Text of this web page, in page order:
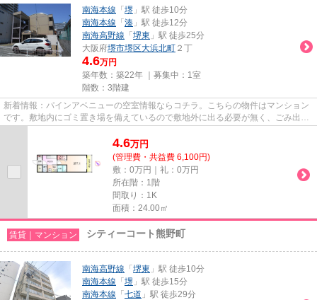
南海本線 「 堺 」駅 徒歩10分
南海本線 「 湊 」駅 徒歩12分
南海高野線 「 堺東 」駅 徒歩25分
大阪府堺市堺区大浜北町 ２丁
4.6万円
築年数：築22年 ｜募集中： 1室
階数：3階建
新着情報：パインアベニューの空室情報ならコチラ。こちらの物件はマンション
です。敷地内にゴミ置き場を備えているので敷地外に出る必要が無く、ごみ出し
4.6万円
(管理費・共益費 6,100円)
敷：0万円｜礼：0万円
所在階：1階
間取り：1K
面積：24.00㎡
賃貸｜マンション シティーコート熊野町
南海高野線 「 堺東 」駅 徒歩10分
南海本線 「 堺 」駅 徒歩15分
南海本線 「 七道 」駅 徒歩29分